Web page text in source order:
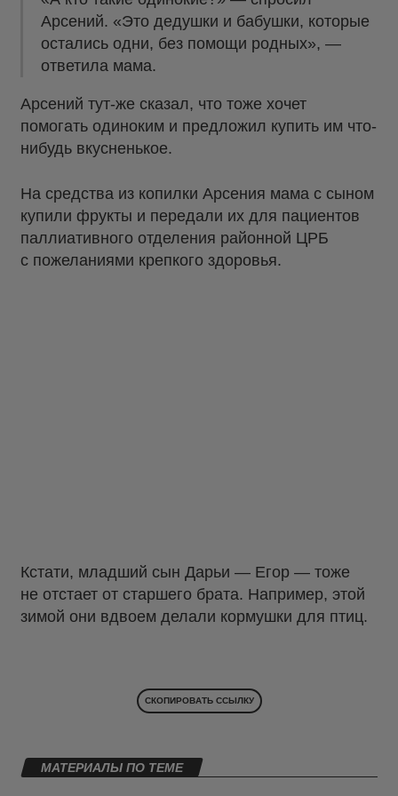
Арсений. «Это дедушки и бабушки, которые
остались одни, без помощи родных», —
ответила мама.
Арсений тут-же сказал, что тоже хочет
помогать одиноким и предложил купить им что-
нибудь вкусненькое.
На средства из копилки Арсения мама с сыном
купили фрукты и передали их для пациентов
паллиативного отделения районной ЦРБ
с пожеланиями крепкого здоровья.
Кстати, младший сын Дарьи — Егор — тоже
не отстает от старшего брата. Например, этой
зимой они вдвоем делали кормушки для птиц.
СКОПИРОВАТЬ ССЫЛКУ
МАТЕРИАЛЫ ПО ТЕМЕ